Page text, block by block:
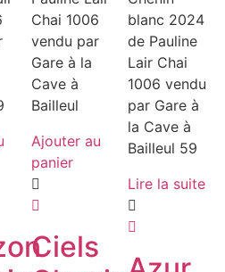
Ajouter au
panier
Ciels
Lire la suite